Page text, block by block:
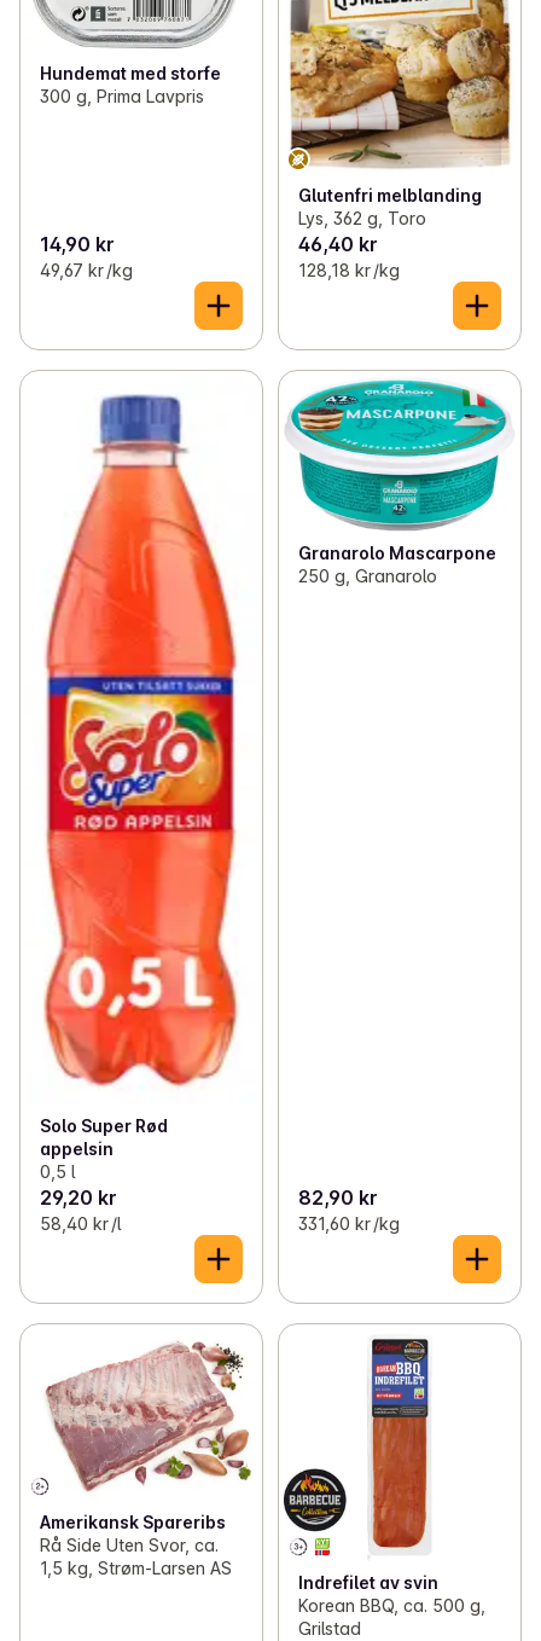
Hundemat med storfe
300 g, Prima Lavpris
14,90 kr
49,67 kr /kg
Glutenfri melblanding
Lys, 362 g, Toro
46,40 kr
128,18 kr /kg
Solo Super Rød
appelsin
0,5 l
29,20 kr
58,40 kr /l
Granarolo Mascarpone
250 g, Granarolo
82,90 kr
331,60 kr /kg
Amerikansk Spareribs
Rå Side Uten Svor, ca.
1,5 kg, Strøm-Larsen AS
Indrefilet av svin
Korean BBQ, ca. 500 g,
Grilstad